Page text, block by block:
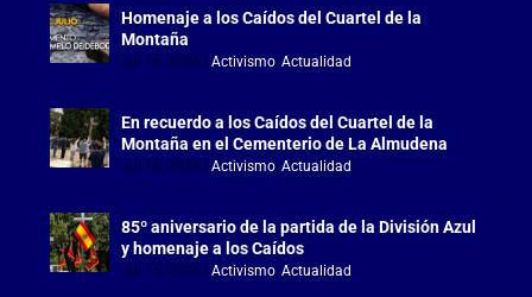
Homenaje a los Caídos del Cuartel de la
Montaña
Jul 18, 2026 |Activismo,Actualidad
En recuerdo a los Caídos del Cuartel de la
Montaña en el Cementerio de La Almudena
Jul 18, 2026 |Activismo,Actualidad
85º aniversario de la partida de la División Azul
y homenaje a los Caídos
Jul 15, 2026 |Activismo,Actualidad